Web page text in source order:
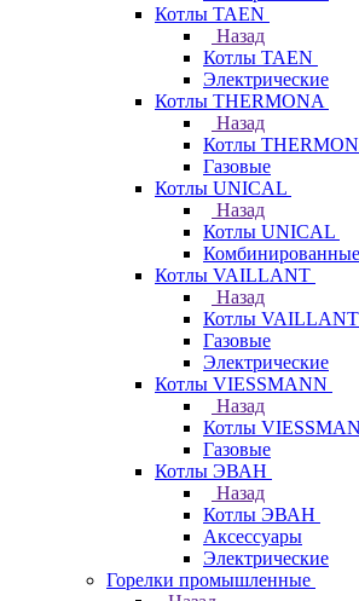
Котлы TAEN
Назад
Котлы TAEN
Электрические
Котлы THERMONA
Назад
Котлы
Газовые
Котлы UNICAL
Назад
Котлы UNICAL
Комбинированные
Котлы VAILLANT
Назад
Котлы VAILLANT
Газовые
Электрические
Котлы VIESSMANN
Назад
Котлы
Газовые
Котлы ЭВАН
Назад
Котлы ЭВАН
Аксессуары
Электрические
Горелки промышленные